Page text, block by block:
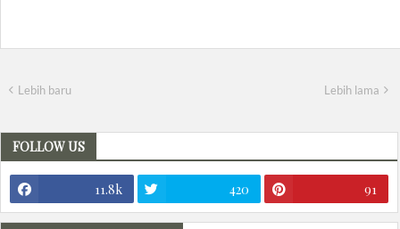
Lebih baru Lebih lama
FOLLOW US
11.8k 420 91